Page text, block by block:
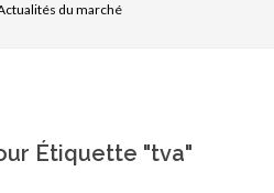
du marché
Étiquette "tva"